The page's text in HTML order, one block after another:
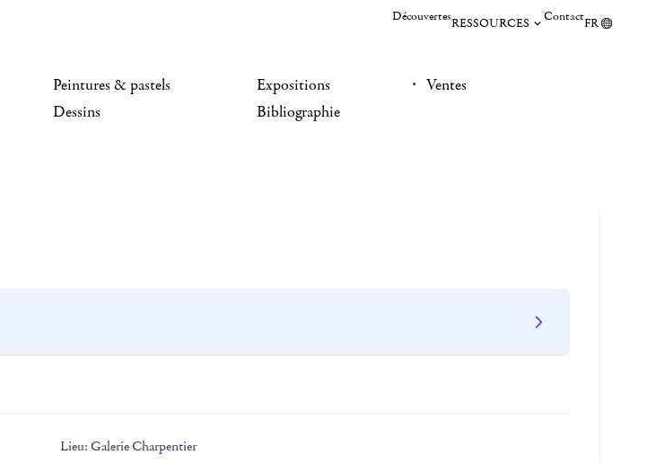
DécouvertesRESSOURCES ContactFR
Peintures & pastels
Dessins
Expositions
Bibliographie
Ventes
Lieu: Galerie Charpentier